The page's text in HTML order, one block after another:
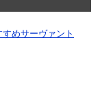
めサーヴァント